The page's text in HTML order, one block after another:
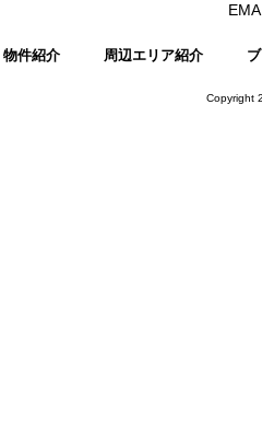
物件紹介 周辺エリア紹介
Copyright